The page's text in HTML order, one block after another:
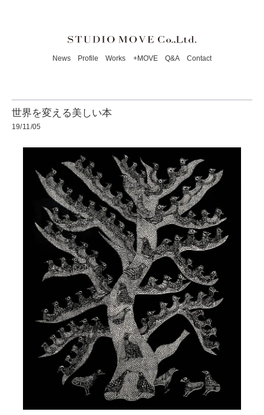
News Profile Works +MOVE Q&A Contact
世界を変える美しい本
19/11/05